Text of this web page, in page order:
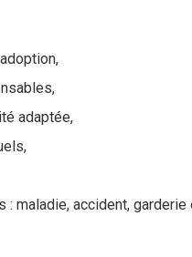
adaptée,
maladie, accident, garderie